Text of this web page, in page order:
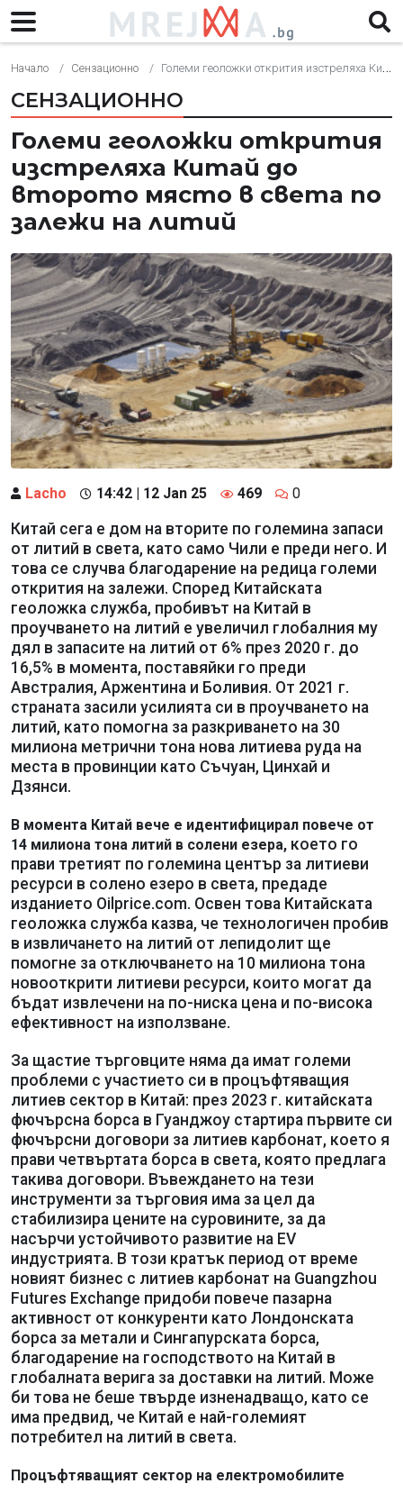
Начало Сензационно Големи геоложки открития изстреляха Китай до второто място в света по залежи на литий
СЕНЗАЦИОННО
Големи геоложки открития
изстреляха Китай до
второто място в света по
залежи на литий
Lacho 14:42 | 12 Jan 25 469 0
Китай сега е дом на вторите по големина запаси
от литий в света, като само Чили е преди него. И
това се случва благодарение на редица големи
открития на залежи. Според Китайската
геоложка служба, пробивът на Китай в
проучването на литий е увеличил глобалния му
дял в запасите на литий от 6% през 2020 г. до
16,5% в момента, поставяйки го преди
Австралия, Аржентина и Боливия. От 2021 г.
страната засили усилията си в проучването на
литий, като помогна за разкриването на 30
милиона метрични тона нова литиева руда на
места в провинции като Съчуан, Цинхай и
Дзянси.
В момента Китай вече е идентифицирал повече от
14 милиона тона литий в солени езера, което го
прави третият по големина център за литиеви
ресурси в солено езеро в света, предаде
изданието Oilprice.com. Освен това Китайската
геоложка служба казва, че технологичен пробив
в извличането на литий от лепидолит ще
помогне за отключването на 10 милиона тона
новооткрити литиеви ресурси, които могат да
бъдат извлечени на по-ниска цена и по-висока
ефективност на използване.
За щастие търговците няма да имат големи
проблеми с участието си в процъфтяващия
литиев сектор в Китай: през 2023 г. китайската
фючърсна борса в Гуанджоу стартира първите си
фючърсни договори за литиев карбонат, което я
прави четвъртата борса в света, която предлага
такива договори. Въвеждането на тези
инструменти за търговия има за цел да
стабилизира цените на суровините, за да
насърчи устойчивото развитие на EV
индустрията. В този кратък период от време
новият бизнес с литиев карбонат на Guangzhou
Futures Exchange придоби повече пазарна
активност от конкуренти като Лондонската
борса за метали и Сингапурската борса,
благодарение на господството на Китай в
глобалната верига за доставки на литий. Може
би това не беше твърде изненадващо, като се
има предвид, че Китай е най-големият
потребител на литий в света.
Процъфтяващият сектор на електромобилите